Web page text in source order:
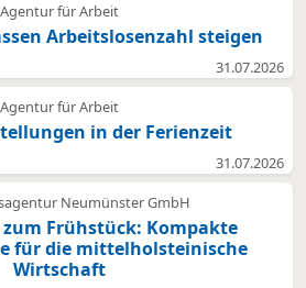
Agentur für Arbeit
Arbeitslosenzahl steigen
31.07.2026
Agentur für Arbeit
in der Ferienzeit
31.07.2026
Neumünster GmbH
Frühstück: Kompakte
für die mittelholsteinische
Wirtschaft